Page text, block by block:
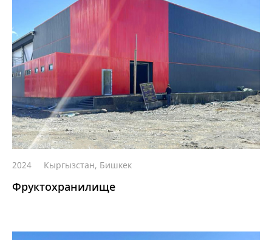
2024 Кыргызстан, Бишкек
Фруктохранилище